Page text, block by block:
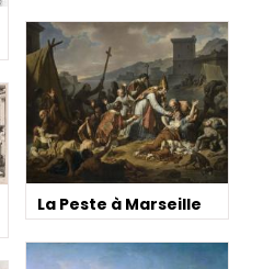
La Peste à Marseille